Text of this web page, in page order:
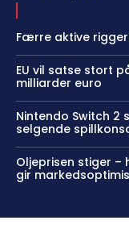
Færre aktive rigger
EU vil satse stort
milliarder euro
Nintendo Switch 2
selgende
Oljeprisen stiger –
gir